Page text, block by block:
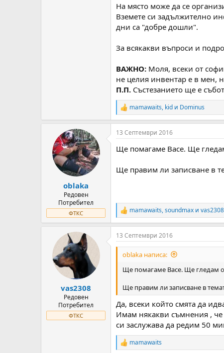
На място може да се
Вземете си задължително
дни са "добре дошли".
За всякакви въпроси и
ВАЖНО: Моля, всеки от
не целия инвентар е в мен,
П.П. Състезанието ще е
R
e
a
c
i
n
s
mamawaits, kid и Dominus
oblaka
Редовен
Потребител
ФТКС
13 Септември 2016
Ще помагаме Васе. Ще
Ще правим ли записване в
R
e
a
c
t
mamawaits,soundmax и vas2308
vas2308
Редовен
Потребител
ФТКС
13 Септември 2016
oblaka написа:
Ще помагаме Васе. Ще гледам
Ще правим ли записване в
Да, всеки който смята да
Имам някакви съмнения , че
си заслужава да редим 50
R
mamawaits